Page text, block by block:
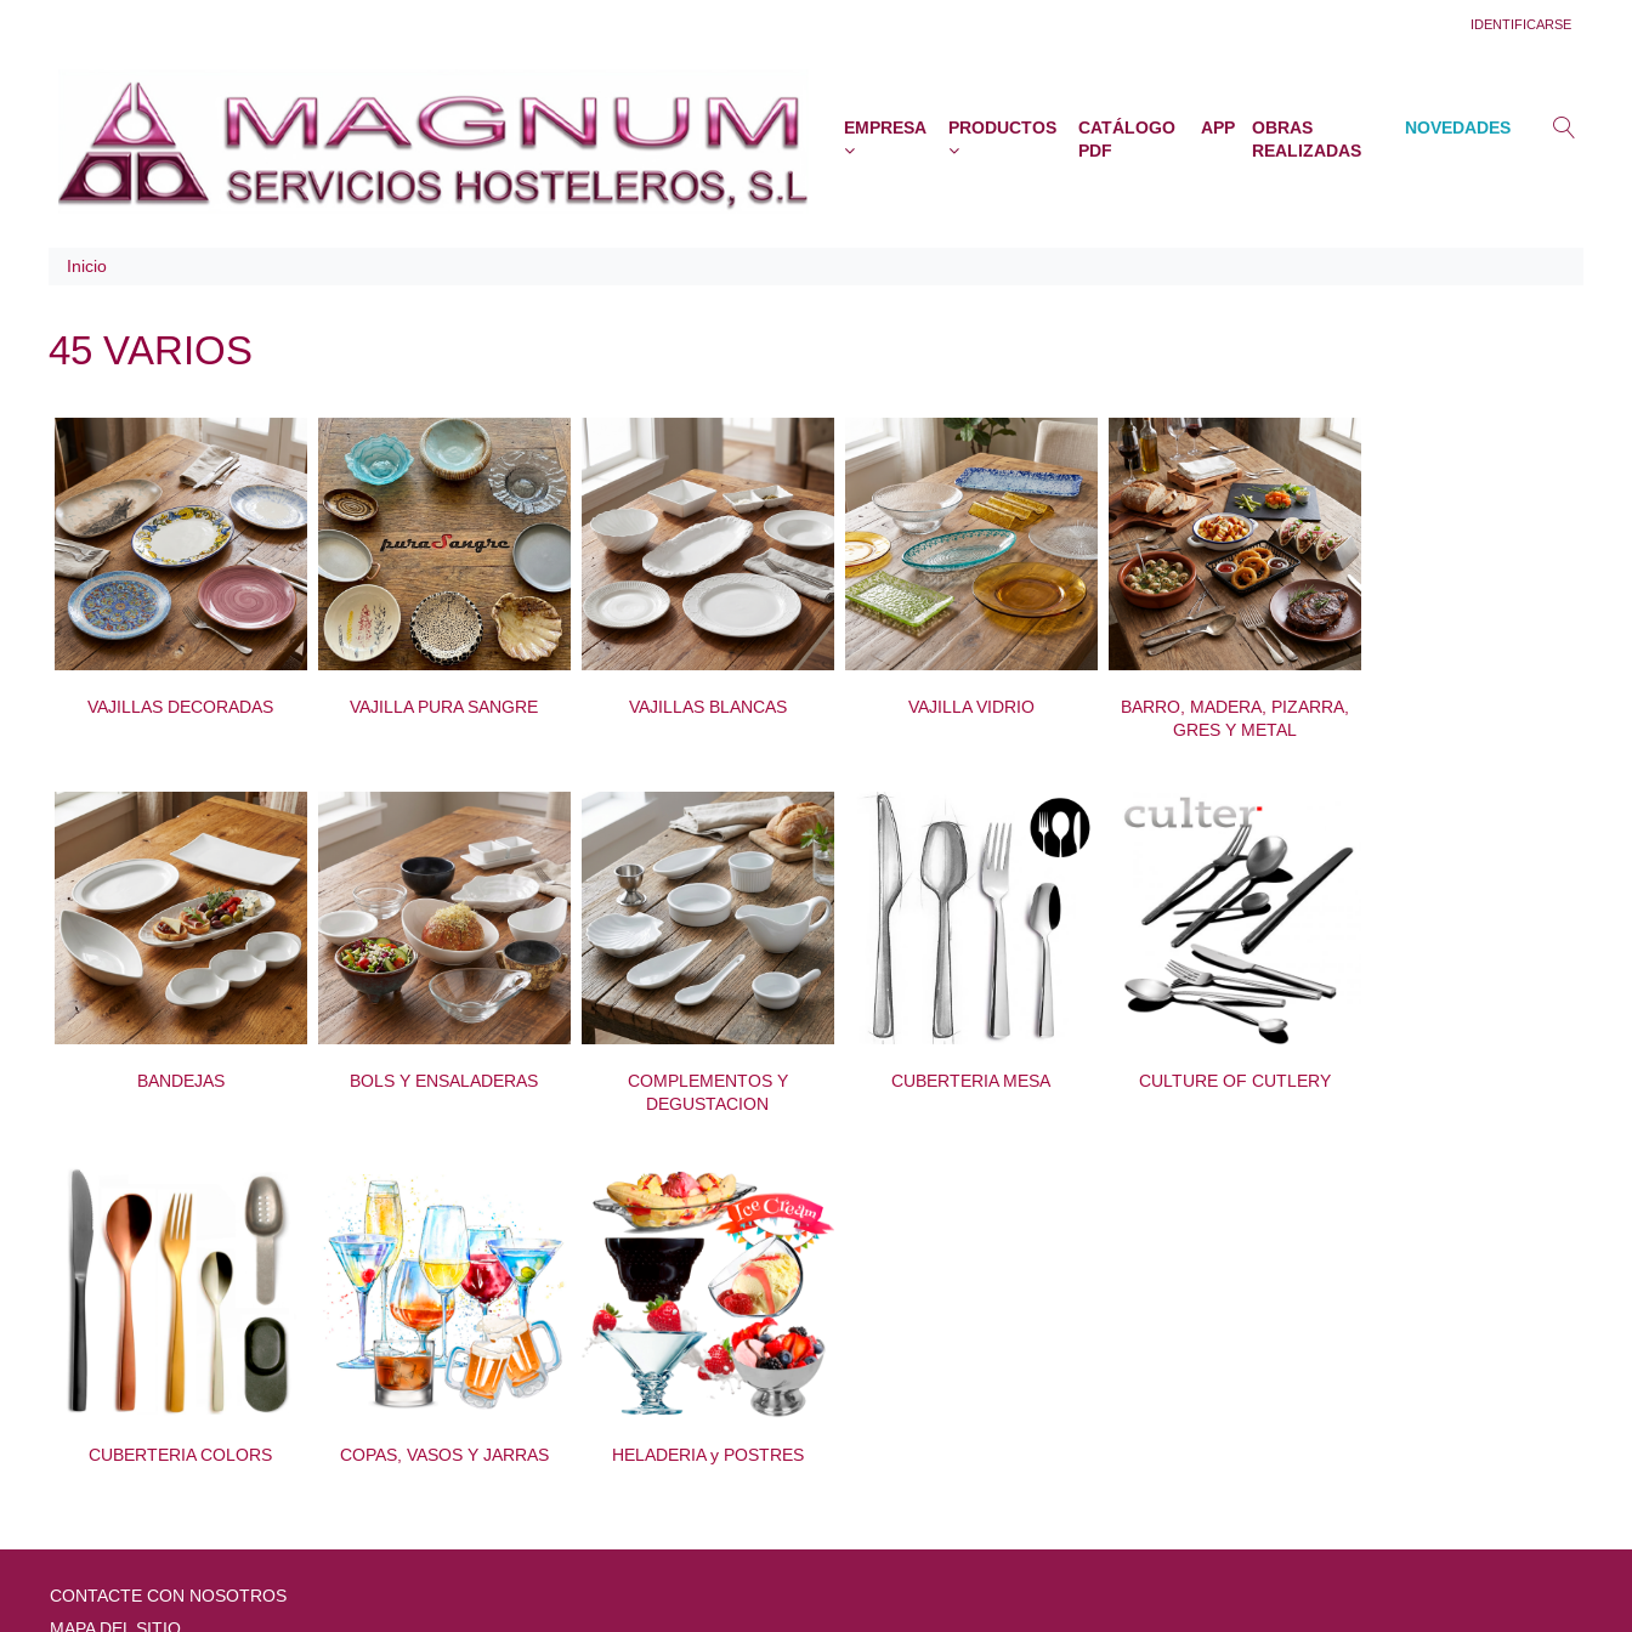
IDENTIFICARSE
EMPRESA PRODUCTOS
CATÁLOGO
PDF
APP
OBRAS
REALIZADAS
NOVEDADES
Inicio
45 VARIOS
VAJILLAS DECORADAS VAJILLA PURA SANGRE VAJILLAS BLANCAS VAJILLA VIDRIO
BARRO, MADERA, PIZARRA,
GRES Y METAL
BANDEJAS BOLS Y ENSALADERAS
COMPLEMENTOS Y
DEGUSTACION
CUBERTERIA MESA CULTURE OF CUTLERY
CUBERTERIA COLORS COPAS, VASOS Y JARRAS HELADERIA y POSTRES
CONTACTE CON NOSOTROS